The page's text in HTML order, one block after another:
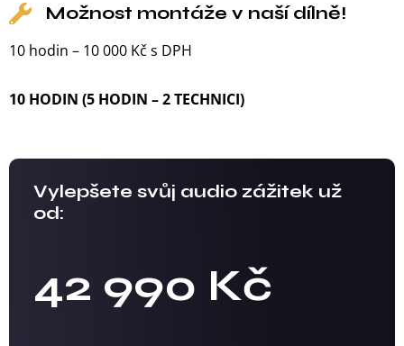
Možnost montáže v naší dílně!
10 hodin – 10 000 Kč s DPH
10 HODIN (5 HODIN – 2 TECHNICI)
Vylepšete svůj audio zážitek už
od:
42 990 Kč